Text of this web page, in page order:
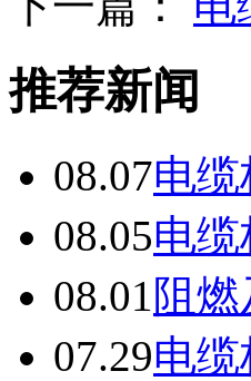
推荐新闻
08.07电
08.05电
08.01 阻
07.29电